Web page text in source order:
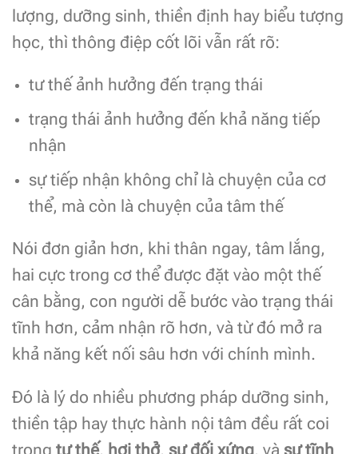
lượng, dưỡng sinh, thiền định hay biểu tượng
học, thì thông điệp cốt lõi vẫn rất rõ:
tư thế ảnh hưởng đến trạng thái
trạng thái ảnh hưởng đến khả năng tiếp
nhận
sự tiếp nhận không chỉ là chuyện của cơ
thể, mà còn là chuyện của tâm thế
Nói đơn giản hơn, khi thân ngay, tâm lắng,
hai cực trong cơ thể được đặt vào một thế
cân bằng, con người dễ bước vào trạng thái
tĩnh hơn, cảm nhận rõ hơn, và từ đó mở ra
khả năng kết nối sâu hơn với chính mình.
Đó là lý do nhiều phương pháp dưỡng sinh,
thiền tập hay thực hành nội tâm đều rất coi
trọng tư thế, hơi thở, sự đối xứng, và sự tĩnh